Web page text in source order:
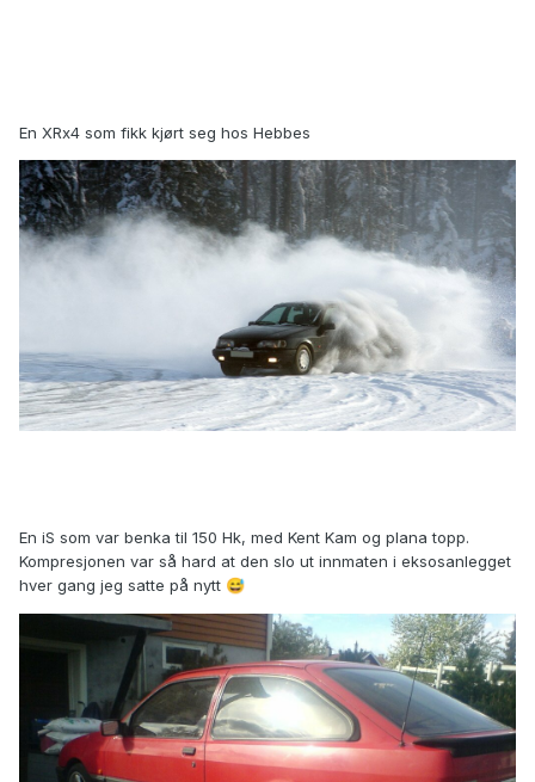
En XRx4 som fikk kjørt seg hos Hebbes
En iS som var benka til 150 Hk, med Kent Kam og plana topp.
Kompresjonen var så hard at den slo ut innmaten i eksosanlegget
hver gang jeg satte på nytt 😅